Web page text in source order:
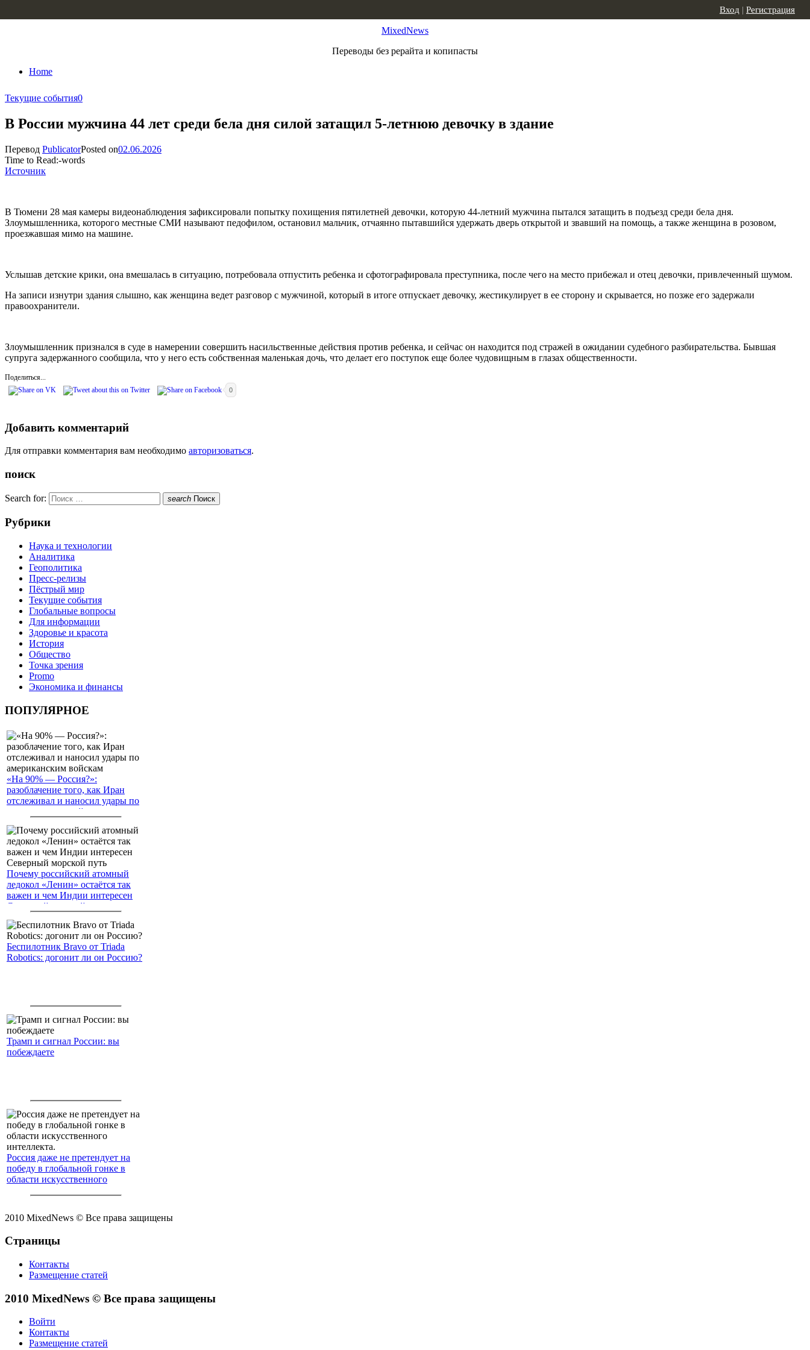
MixedNews
Переводы без рерайта и копипасты
Home
Вход | Регистрация
Текущие события0
В России мужчина 44 лет среди бела дня силой затащил 5-летнюю девочку в здание
Перевод PublicatorPosted on02.06.2026
Time to Read:-words
Источник
В Тюмени 28 мая камеры видеонаблюдения зафиксировали попытку похищения пятилетней девочки, которую 44-летний мужчина пытался затащить в подъезд среди бела дня.
Злоумышленника, которого местные СМИ называют педофилом, остановил мальчик, отчаянно пытавшийся удержать дверь открытой и звавший на помощь, а также женщина в розовом,
проезжавшая мимо на машине.
Услышав детские крики, она вмешалась в ситуацию, потребовала отпустить ребенка и сфотографировала преступника, после чего на место прибежал и отец девочки, привлеченный шумом.
На записи изнутри здания слышно, как женщина ведет разговор с мужчиной, который в итоге отпускает девочку, жестикулирует в ее сторону и скрывается, но позже его задержали
правоохранители.
Злоумышленник признался в суде в намерении совершить насильственные действия против ребенка, и сейчас он находится под стражей в ожидании судебного разбирательства. Бывшая
супруга задержанного сообщила, что у него есть собственная маленькая дочь, что делает его поступок еще более чудовищным в глазах общественности.
Поделиться...
0
Добавить комментарий
Для отправки комментария вам необходимо авторизоваться.
поиск
Search for: search Поиск
Рубрики
Наука и технологии
Аналитика
Геополитика
Пресс-релизы
Пёстрый мир
Текущие события
Глобальные вопросы
Для информации
Здоровье и красота
История
Общество
Точка зрения
Promo
Экономика и финансы
ПОПУЛЯРНОЕ
«На 90% — Россия?»:
разоблачение того, как Иран
отслеживал и наносил удары по
американским войскам
Почему российский атомный
ледокол «Ленин» остаётся так
важен и чем Индии интересен
Северный морской путь
Беспилотник Bravo от Triada
Robotics: догонит ли он Россию?
Трамп и сигнал России: вы
побеждаете
Россия даже не претендует на
победу в глобальной гонке в
области искусственного
2010 MixedNews © Все права защищены
Страницы
Контакты
Размещение статей
2010 MixedNews © Все права защищены
Войти
Контакты
Размещение статей